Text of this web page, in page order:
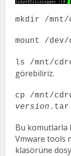
mkdir /mnt/
mount /dev/
ls /mnt/
görebiliriz.
cp /mnt/
version
Bu komutlarla
Vmware tools
klasörüne